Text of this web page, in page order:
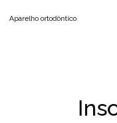
Aparelho ortodôntico